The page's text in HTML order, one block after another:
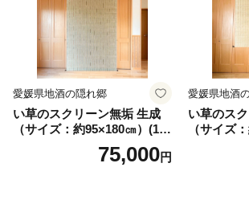
愛媛県地酒の隠れ郷
い草のスクリーン無垢 生成
（サイズ：約95×180㎝）(14
75,000円
愛媛県地酒
い草のス
（サイズ